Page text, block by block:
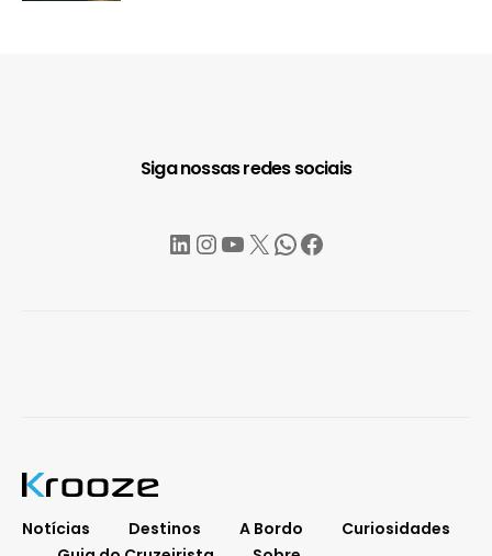
Siga nossas redes sociais
LinkedIn
Instagram
YouTube
X WhatsApp
Facebook
Notícias Destinos A Bordo
Curiosidades